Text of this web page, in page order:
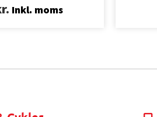
Inkl. moms